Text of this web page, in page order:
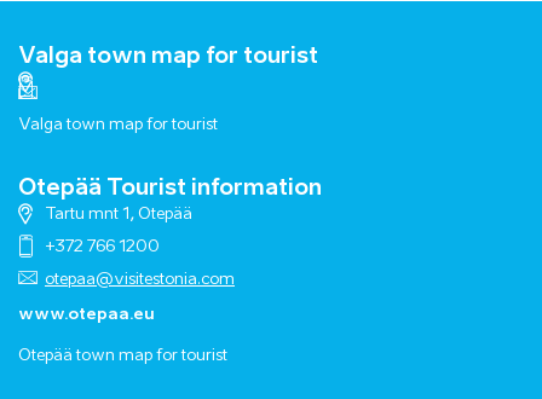
Valga town map for tourist
Valga town map for tourist
Otepää Tourist information
Tartu mnt 1, Otepää
+372 766 1200
otepaa@visitestonia.com
www.otepaa.eu
Otepää town map for tourist